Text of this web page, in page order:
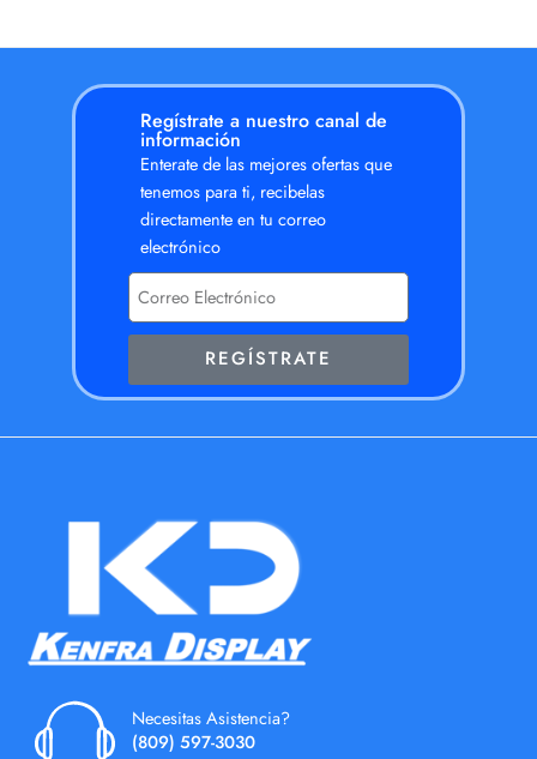
Regístrate a nuestro canal de
información
Enterate de las mejores ofertas que
tenemos para ti, recibelas
directamente en tu correo
electrónico
REGÍSTRATE
Necesitas Asistencia?
(809) 597-3030